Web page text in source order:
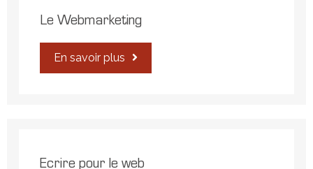
Le Webmarketing
En savoir plus
Ecrire pour le web